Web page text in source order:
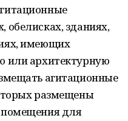
зданиях,
имеющих
или архитектурную
агитационные
размещены
помещения для